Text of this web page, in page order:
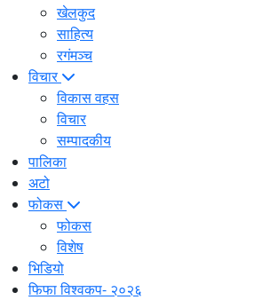
खेलकुद
साहित्य
रगंमञ्च
विचार
विकास वहस
विचार
सम्पादकीय
पालिका
अटो
फोकस
फोकस
विशेष
भिडियो
फिफा विश्वकप- २०२६